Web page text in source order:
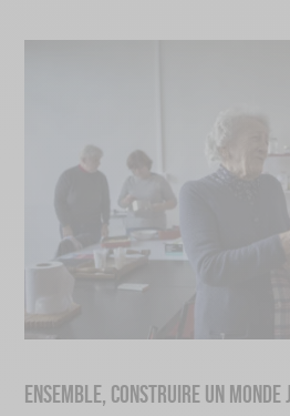
Ensemble, construire un